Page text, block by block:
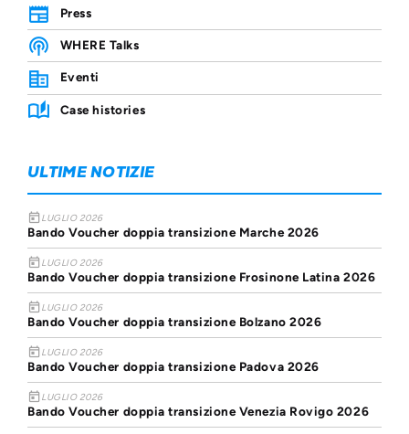
Press
WHERE Talks
Eventi
Case histories
ULTIME NOTIZIE
today LUGLIO 2026
Bando Voucher doppia transizione Marche 2026
today LUGLIO 2026
Bando Voucher doppia transizione Frosinone Latina 2026
today LUGLIO 2026
Bando Voucher doppia transizione Bolzano 2026
today LUGLIO 2026
Bando Voucher doppia transizione Padova 2026
today LUGLIO 2026
Bando Voucher doppia transizione Venezia Rovigo 2026